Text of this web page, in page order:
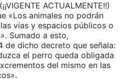
ACTUALMENTE!!)
«Los animales no podrán
vías y espacios públicos o
Sumado a esto,
de dicho decreto que señala:
el perro queda obligada
del mismo en las